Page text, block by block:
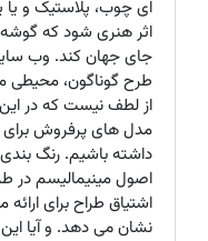
ای چوب، پلاستیک و
اثر هنری شود که گوشه
جای جهان کند. وب
طرح گوناگون، محیطی
مدل های پرفروش
داشته باشیم. رنگ بندی
اصول مینیمالیسم در
اشتیاق طراح برای
نشان می دهد. و آیا